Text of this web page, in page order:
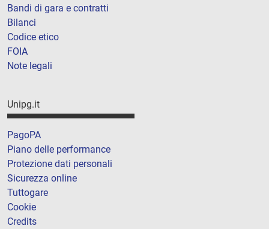
Bandi di gara e contratti
Bilanci
Codice etico
FOIA
Note legali
Unipg.it
PagoPA
Piano delle performance
Protezione dati personali
Sicurezza online
Tuttogare
Cookie
Credits